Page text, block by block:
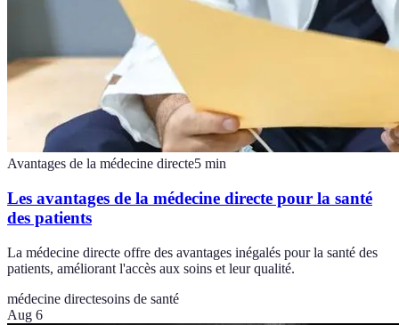
Avantages de la médecine directe5 min
Les avantages de la médecine directe pour la santé
des patients
La médecine directe offre des avantages inégalés pour la santé des
patients, améliorant l'accès aux soins et leur qualité.
médecine directesoins de santé
Aug 6